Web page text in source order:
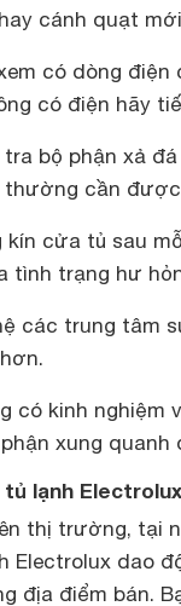
cánh quạt
có dòng
có điện hãy
tra bộ phận xả
thường cần
kín cửa tủ sau
tình trạng hư
các trung tâm
có kinh
xung quanh
tủ lạnh
thị trường, tại
Electrolux dao
địa điểm bán.